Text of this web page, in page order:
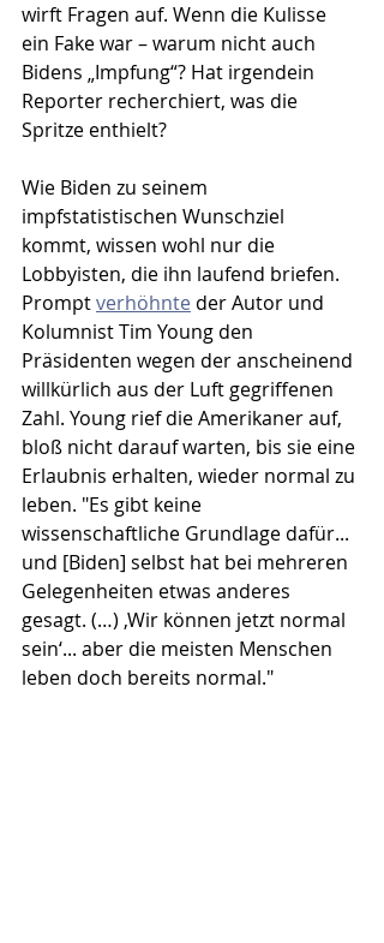
wirft Fragen auf. Wenn die Kulisse
ein Fake war – warum nicht auch
Bidens „Impfung“? Hat irgendein
Reporter recherchiert, was die
Spritze enthielt?
Wie Biden zu seinem
impfstatistischen Wunschziel
kommt, wissen wohl nur die
Lobbyisten, die ihn laufend briefen.
Prompt verhöhnte der Autor und
Kolumnist Tim Young den
Präsidenten wegen der anscheinend
willkürlich aus der Luft gegriffenen
Zahl. Young rief die Amerikaner auf,
bloß nicht darauf warten, bis sie eine
Erlaubnis erhalten, wieder normal zu
leben. "Es gibt keine
wissenschaftliche Grundlage dafür...
und [Biden] selbst hat bei mehreren
Gelegenheiten etwas anderes
gesagt. (…) ‚Wir können jetzt normal
sein‘... aber die meisten Menschen
leben doch bereits normal."